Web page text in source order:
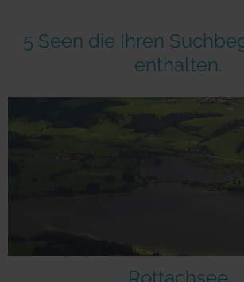
5 Seen die Ihren
enthalten.
Rottachsee